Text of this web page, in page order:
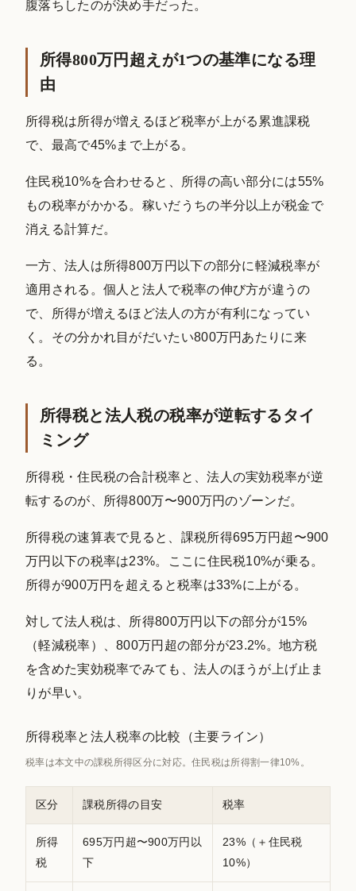
腹落ちしたのが決め手だった。
所得800万円超えが1つの基準になる理
由
所得税は所得が増えるほど税率が上がる累進課税
で、最高で45%まで上がる。
住民税10%を合わせると、所得の高い部分には55%
もの税率がかかる。稼いだうちの半分以上が税金で
消える計算だ。
一方、法人は所得800万円以下の部分に軽減税率が
適用される。個人と法人で税率の伸び方が違うの
で、所得が増えるほど法人の方が有利になってい
く。その分かれ目がだいたい800万円あたりに来
る。
所得税と法人税の税率が逆転するタイ
ミング
所得税・住民税の合計税率と、法人の実効税率が逆
転するのが、所得800万〜900万円のゾーンだ。
所得税の速算表で見ると、課税所得695万円超〜900
万円以下の税率は23%。ここに住民税10%が乗る。
所得が900万円を超えると税率は33%に上がる。
対して法人税は、所得800万円以下の部分が15%
（軽減税率）、800万円超の部分が23.2%。地方税
を含めた実効税率でみても、法人のほうが上げ止ま
りが早い。
所得税率と法人税率の比較（主要ライン）
税率は本文中の課税所得区分に対応。住民税は所得割一律10%。
区分 課税所得の目安 税率
所得
税
695万円超〜900万円以
下
23%（＋住民税
10%）